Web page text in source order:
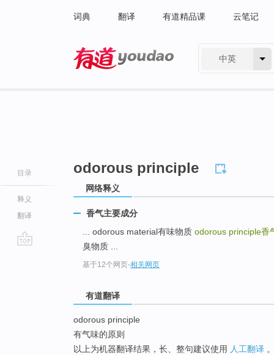
词典 翻译 有道精品课 云笔记
中英
目录
释义
翻译
odorous principle
网络释义
香气主要成分
... odorous material有味物质 odorous principle香
臭物质 ...
基于12个网页-相关网页
有道翻译
odorous principle
有气味的原则
以上为机器翻译结果，长、整句建议使用 人工翻译